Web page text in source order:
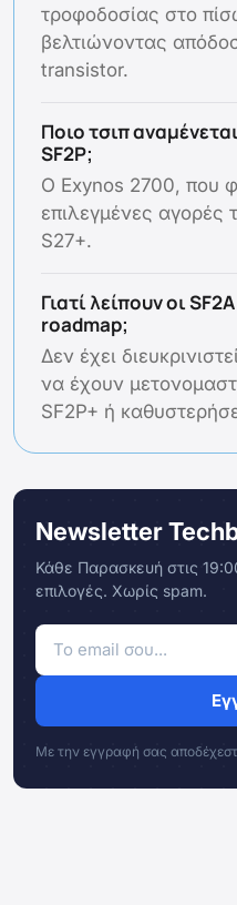
τροφοδοσίας στο
βελτιώνοντας
transistor.
Ποιο τσιπ
SF2P;
Ο Exynos 2700, που
επιλεγμένες αγορές
S27+.
Γιατί λείπουν οι
roadmap;
Δεν έχει
να έχουν
SF2P+ ή
Newsletter
Κάθε Παρασκευή στις
επιλογές. Χωρίς spam.
Με την εγγραφή σας